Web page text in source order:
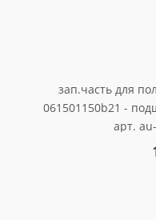
зап.часть для
061501150b21 -
арт.